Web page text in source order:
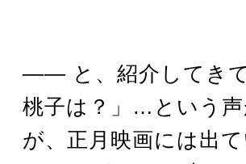
―― と、紹介してき
桃子は？」…という
が、正月映画には出